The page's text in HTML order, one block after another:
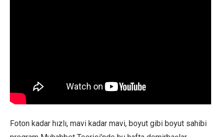
Foton kadar hızlı, mavi kadar mavi, boyut gibi boyut sahibi